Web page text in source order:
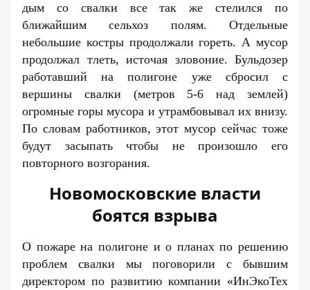
дым со свалки все так же стелился по
ближайшим сельхоз полям. Отдельные
небольшие костры продолжали гореть. А мусор
продолжал тлеть, источая зловоние. Бульдозер
работавший на полигоне уже сбросил с
вершины свалки (метров 5-6 над землей)
огромные горы мусора и утрамбовывал их внизу.
По словам работников, этот мусор сейчас тоже
будут засыпать чтобы не произошло его
повторного возгорания.
Новомосковские власти
боятся взрыва
О пожаре на полигоне и о планах по решению
проблем свалки мы поговорили с бывшим
директором по развитию компании «ИнЭкоТех